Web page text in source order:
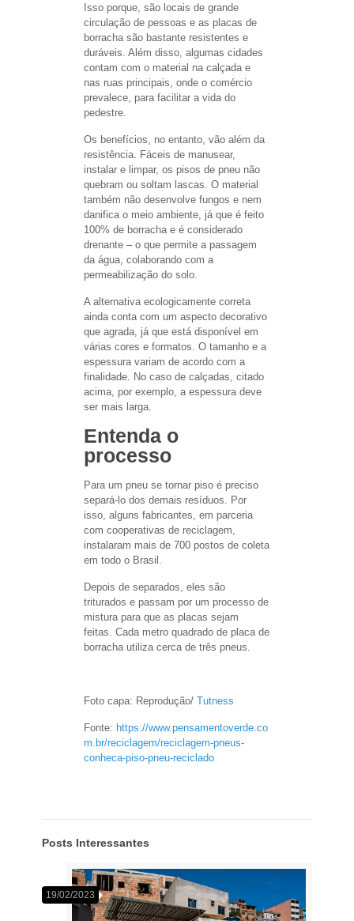
Isso porque, são locais de grande
circulação de pessoas e as placas de
borracha são bastante resistentes e
duráveis. Além disso, algumas cidades
contam com o material na calçada e
nas ruas principais, onde o comércio
prevalece, para facilitar a vida do
pedestre.
Os benefícios, no entanto, vão além da
resistência. Fáceis de manusear,
instalar e limpar, os pisos de pneu não
quebram ou soltam lascas. O material
também não desenvolve fungos e nem
danifica o meio ambiente, já que é feito
100% de borracha e é considerado
drenante – o que permite a passagem
da água, colaborando com a
permeabilização do solo.
A alternativa ecologicamente correta
ainda conta com um aspecto decorativo
que agrada, já que está disponível em
várias cores e formatos. O tamanho e a
espessura variam de acordo com a
finalidade. No caso de calçadas, citado
acima, por exemplo, a espessura deve
ser mais larga.
Entenda o
processo
Para um pneu se tornar piso é preciso
separá-lo dos demais resíduos. Por
isso, alguns fabricantes, em parceria
com cooperativas de reciclagem,
instalaram mais de 700 postos de coleta
em todo o Brasil.
Depois de separados, eles são
triturados e passam por um processo de
mistura para que as placas sejam
feitas. Cada metro quadrado de placa de
borracha utiliza cerca de três pneus.
Foto capa: Reprodução/Tutness
Fonte: https://www.pensamentoverde.co
m.br/reciclagem/reciclagem-pneus-
conheca-piso-pneu-reciclado
Posts Interessantes
19/02/2023